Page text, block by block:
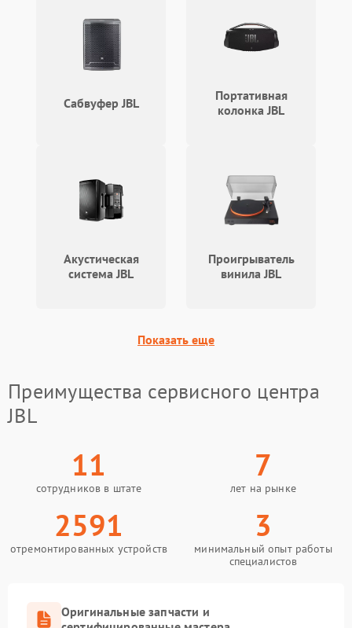
Сабвуфер JBL
Портативная
колонка JBL
Акустическая
система JBL
Проигрыватель
винила JBL
Показать еще
Преимущества сервисного центра
JBL
11
сотрудников в штате
7
лет на рынке
2591
отремонтированных устройств
3
минимальный опыт работы
специалистов
Оригинальные запчасти и